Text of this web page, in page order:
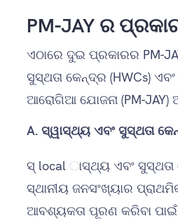
PM-JAY ର
ଏଠାରେ ଦୁଇ ପ୍ରକାରର PM-
ସୁସ୍ଥତା କେନ୍ଦ୍ର (HWCs)
ଆରୋଗିଆ ଯୋଜନା (PM-JAY)
A. ସ୍ୱାସ୍ଥ୍ୟ ଏବଂ ସୁସ୍ଥତା
ସ୍ local ାସ୍ଥ୍ୟ ଏବଂ
ସ୍ଥାନୀୟ ଜନସଂଖ୍ୟାର
ଆବଶ୍ୟକତା ପୂରଣ କରିବା ପାଇଁ